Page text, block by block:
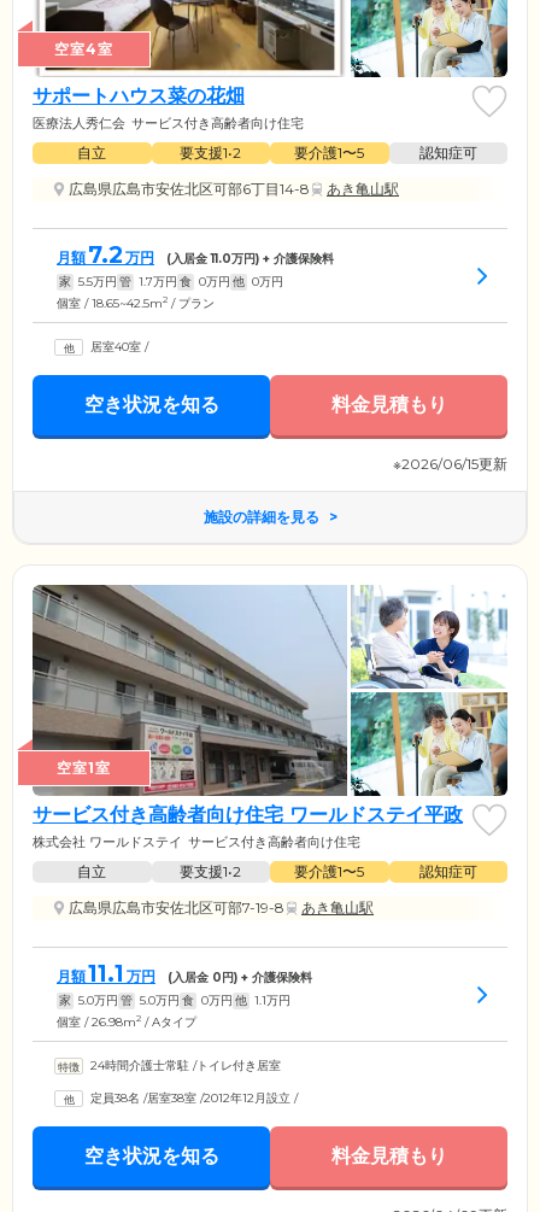
空室4室
サポートハウス菜の花畑
医療法人秀仁会 サービス付き高齢者向け住宅
自立 要支援1•2 要介護1〜5
認知症可
広島県広島市安佐北区可部6丁目14-8
あき亀山駅
月額 7.2 万円 (入居金11.0万円) + 介護保険料
家 5.5万円 管 1.7万円 食 0万円 他 0万円
個室 / 18.65~42.5m2 / プラン
居室40室 /
空き状況を知る 料金見積もり
※2026/06/15更新
施設の詳細を見る
空室1室
サービス付き高齢者向け住宅 ワールドステイ平政
株式会社 ワールドステイ サービス付き高齢者向け住宅
自立 要支援1•2 要介護1〜5
認知症可
広島県広島市安佐北区可部7-19-8
あき亀山駅
月額11.1 万円 (入居金 0円) + 介護保険料
家 5.0万円 管 5.0万円 食 0万円 他 1.1万円
個室 / 26.98m2 / Aタイプ
24時間介護士常駐 /トイレ付き居室
定員38名 /居室38室 /2012年12月設立 /
空き状況を知る 料金見積もり